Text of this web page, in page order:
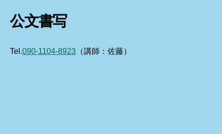
公文書写
Tel.090-1104-8923 （講師：佐藤）